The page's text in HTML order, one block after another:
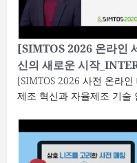
[SIMTOS 2026 온라인
신의 새로운 시작
[SIMTOS 2026 사전 온라
제조 혁신과 자율제조 기술